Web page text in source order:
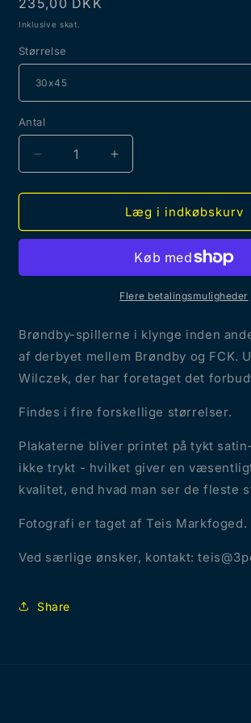
Normalpris
235,00 DKK
Inklusive skat.
Størrelse
Antal
Reducer
antallet
for
Sammenhold
Øg
antallet
for
Plakat:
Sammenhold
Læg i indkøbskurv
Flere betalingsmuligheder
Brøndby-spillerne i klynge inden
af derbyet mellem Brøndby og FCK.
Wilczek, der har foretaget det
Findes i fire forskellige størrelser.
Plakaterne bliver printet på tykt
ikke trykt - hvilket giver en
kvalitet, end hvad man ser de fleste
Fotografi er taget af Teis Markfoged.
Ved særlige ønsker, kontakt:
Share